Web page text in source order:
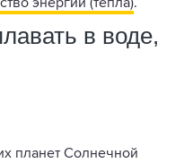
энергии (тепла).
в воде,
планет Солнечной